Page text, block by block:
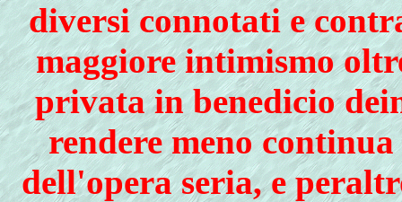
diversi connotati e
maggiore intimismo
privata in benedicio
rendere meno
dell'opera seria, e